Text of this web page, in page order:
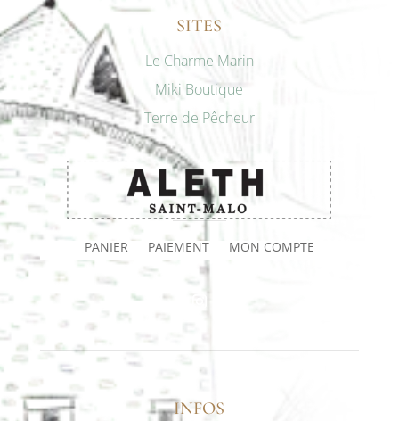
SITES
Le Charme Marin
Miki Boutique
Terre de Pêcheur
PANIER PAIEMENT MON COMPTE
INFOS